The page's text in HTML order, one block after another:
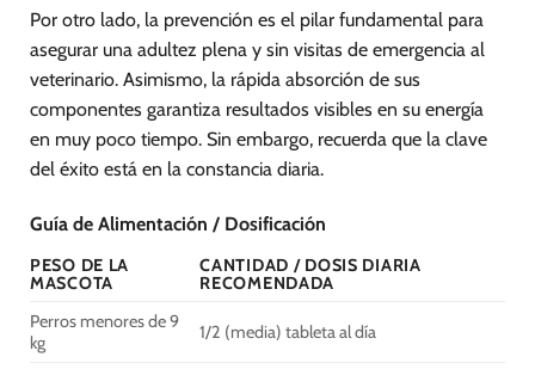
Por otro lado, la prevención es el pilar fundamental para
asegurar una adultez plena y sin visitas de emergencia al
veterinario. Asimismo, la rápida absorción de sus
componentes garantiza resultados visibles en su energía
en muy poco tiempo. Sin embargo, recuerda que la clave
del éxito está en la constancia diaria.
Guía de Alimentación / Dosificación
PESO DE LA
MASCOTA
CANTIDAD / DOSIS DIARIA
RECOMENDADA
Perros menores de 9
kg
1/2 (media) tableta al día